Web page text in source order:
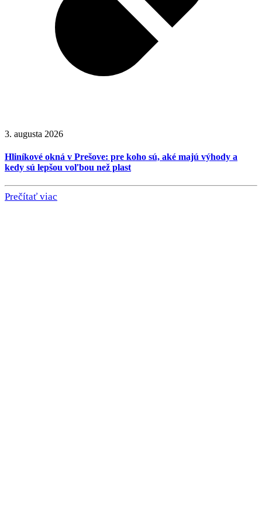
3. augusta 2026
Hliníkové okná v Prešove: pre koho sú, aké majú výhody a
kedy sú lepšou voľbou než plast
Prečítať viac